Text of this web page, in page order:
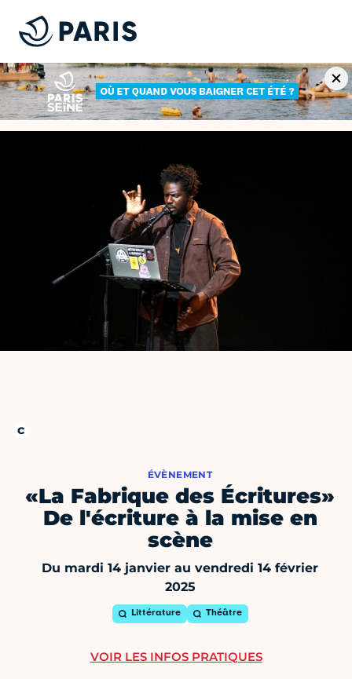
ÉVÈNEMENT
«La Fabrique des Écritures»
De l'écriture à la mise en
scène
Du mardi 14 janvier au vendredi 14 février
2025
Littérature Théâtre
VOIR LES INFOS PRATIQUES